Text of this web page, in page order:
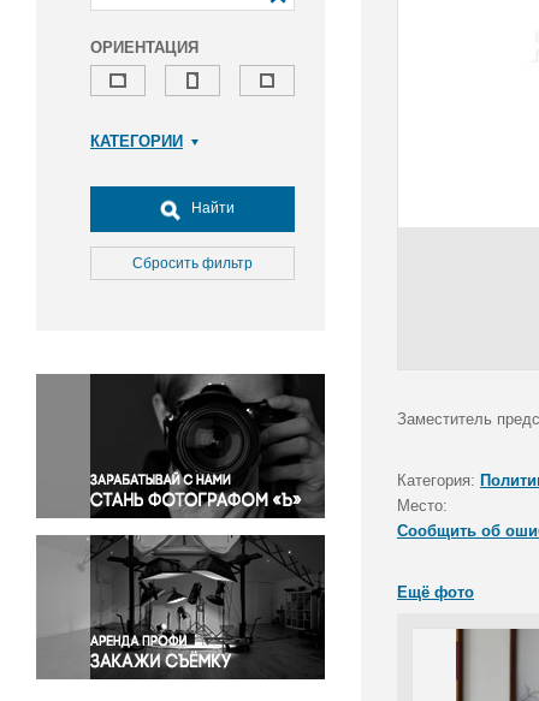
ОРИЕНТАЦИЯ
КАТЕГОРИИ
Досуг, туризм и отдых
Культура
Медицина
Окружающая среда
Политика
Правосудие
Происшествия и конфликты
Религия
Светская жизнь
Спорт
Экология
Экономика и бизнес
Найти
Сбросить фильтр
Заместитель
Категория:
Место:
Сообщить об
Ещё фото